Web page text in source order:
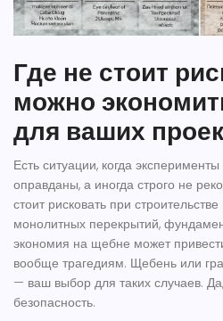
Где не стоит
можно
для ваших
Есть ситуации, когда
оправданы, а иногда строго не
стоит рисковать при
монолитных перекрытий,
экономия на щебне может
вообще трагедиям. Щебень или
— ваш выбор для таких случаев.
безопасность.